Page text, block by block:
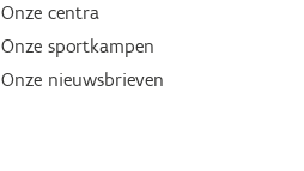
Onze centra
Onze sportkampen
Onze nieuwsbrieven